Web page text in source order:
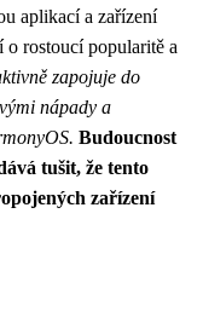
aplikací a zařízení
rostoucí popularitě a
zapojuje do
nápady a
Budoucnost
tušit, že tento
zařízení